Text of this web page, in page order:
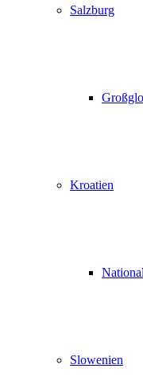
Salzburg
Kroatien
Slowenien